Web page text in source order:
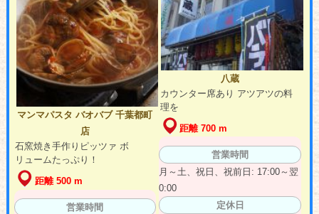
マンマパスタ バオバブ 千葉都町
店
石窯焼き手作りピッツァ ボ
リュームたっぷり！
距離 500 m
営業時間
八蔵
カウンター席あり アツアツの料
理を
距離 700 m
営業時間
月～土、祝日、祝前日: 17:00～翌
0:00
定休日